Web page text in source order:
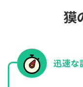
獏
迅速な